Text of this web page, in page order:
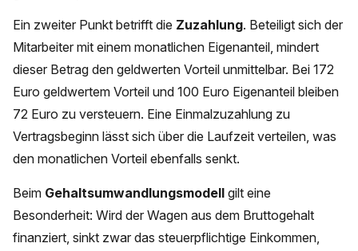
Ein zweiter Punkt betrifft die Zuzahlung. Beteiligt sich der
Mitarbeiter mit einem monatlichen Eigenanteil, mindert
dieser Betrag den geldwerten Vorteil unmittelbar. Bei 172
Euro geldwertem Vorteil und 100 Euro Eigenanteil bleiben
72 Euro zu versteuern. Eine Einmalzuzahlung zu
Vertragsbeginn lässt sich über die Laufzeit verteilen, was
den monatlichen Vorteil ebenfalls senkt.
Beim Gehaltsumwandlungsmodell gilt eine
Besonderheit: Wird der Wagen aus dem Bruttogehalt
finanziert, sinkt zwar das steuerpflichtige Einkommen,